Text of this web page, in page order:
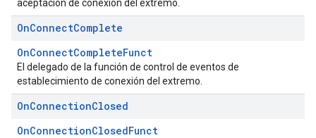
aceptación de conexión del extremo.
OnConnectComplete
OnConnectCompleteFunct
El delegado de la función de control de eventos de
establecimiento de conexión del extremo.
OnConnectionClosed
OnConnectionClosedFunct